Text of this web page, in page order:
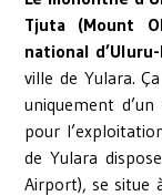
Tjuta (Mount
national
ville de Yulara.
uniquement
pour
de Yulara
Airport), se situe